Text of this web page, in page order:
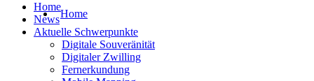
Home
Home
News
Aktuelle Schwerpunkte
Digitale Souveränität
Digitaler Zwilling
Fernerkundung